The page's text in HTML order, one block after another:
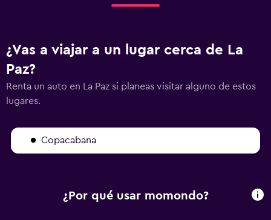
¿Vas a viajar a un lugar cerca de La
Paz?
Renta un auto en La Paz si planeas visitar alguno de estos
lugares.
Copacabana
¿Por qué usar momondo?